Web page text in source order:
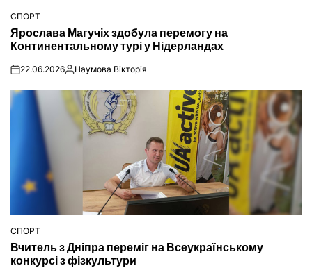
ОПУБЛІКУВАТИ
У
СПОРТ
Ярослава Магучіх здобула перемогу на
Континентальному турі у Нідерландах
on22.06.2026Опубліковано
Наумова Вікторія
ОПУБЛІКУВАТИ
У
СПОРТ
Вчитель з Дніпра переміг на Всеукраїнському
конкурсі з фізкультури